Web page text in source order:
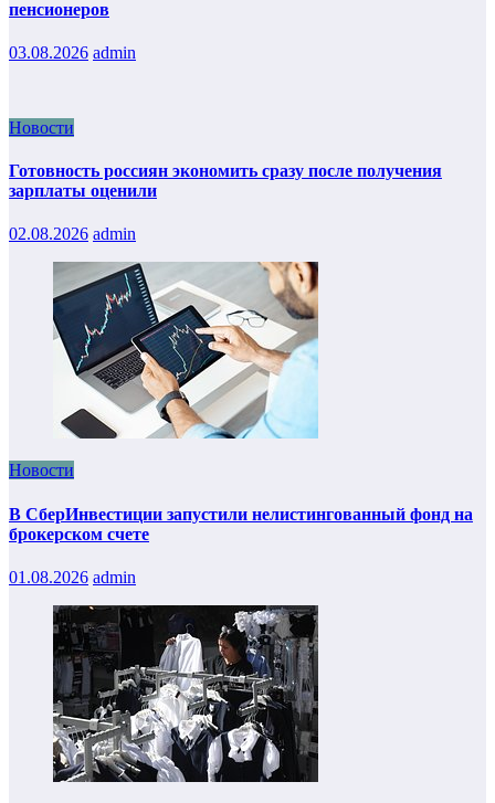
пенсионеров
03.08.2026 admin
Новости
Готовность россиян экономить сразу после получения
зарплаты оценили
02.08.2026 admin
Новости
В СберИнвестиции запустили нелистингованный фонд на
брокерском счете
01.08.2026 admin